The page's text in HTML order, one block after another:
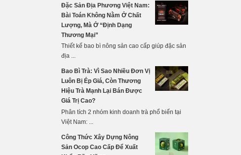
Đặc Sản Địa Phương Việt Nam:
Bài Toán Không Nằm Ở Chất
Lượng, Mà Ở “Định Dạng
Thương Mại”
Thiết kế bao bì nông sản cao cấp giúp đặc sản
địa ...
Bao Bì Trà: Vì Sao Nhiều Đơn Vị
Luôn Bị Ép Giá, Còn Thương
Hiệu Trà Mạnh Lại Bán Được
Giá Trị Cao?
Phân tích 2 nhóm kinh doanh trà phổ biến tại
Việt Nam: ...
Công Thức Xây Dựng Nông
Sản Ocop Cao Cấp Để Xuất